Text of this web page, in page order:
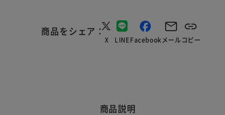
商品をシェア
X LINEFacebookメールコピー
商品説明